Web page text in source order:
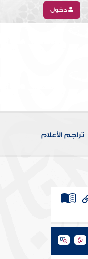
دخول
تراجم الأعلام